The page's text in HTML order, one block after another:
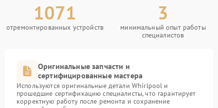
1071
отремонтированных устройств
3
минимальный опыт работы
специалистов
Оригинальные запчасти и
сертифицированные мастера
Используются оригинальные детали Whirlpool и
прошедшие сертификацию специалисты, что гарантирует
корректную работу после ремонта и сохранение